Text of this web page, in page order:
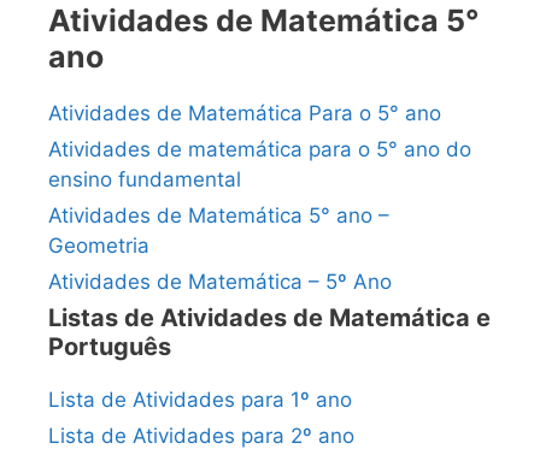
Atividades de Matemática 5°
ano
Atividades de Matemática Para o 5° ano
Atividades de matemática para o 5° ano do
ensino fundamental
Atividades de Matemática 5° ano –
Geometria
Atividades de Matemática – 5º Ano
Listas de Atividades de Matemática e
Português
Lista de Atividades para 1º ano
Lista de Atividades para 2º ano